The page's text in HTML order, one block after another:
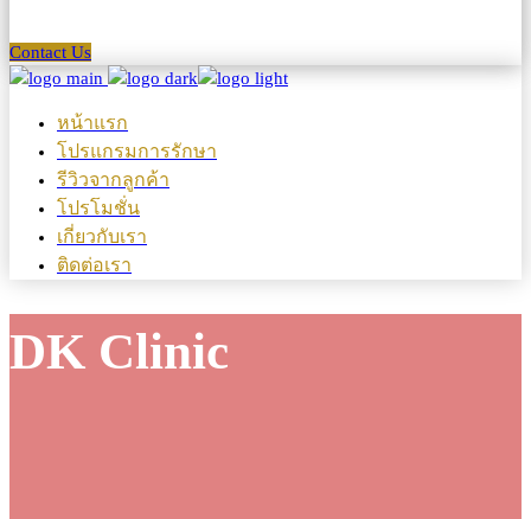
Contact Us
หน้าแรก
โปรแกรมการรักษา
รีวิวจากลูกค้า
โปรโมชั่น
เกี่ยวกับเรา
ติดต่อเรา
DK Clinic